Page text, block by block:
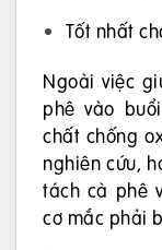
Tốt nhất
Ngoài việc
phê vào
chất chống
nghiên cứu,
tách cà phê
cơ mắc phải